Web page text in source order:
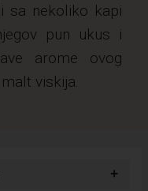
sa nekoliko kapi
pun ukus i
arome ovog
viskija.
+